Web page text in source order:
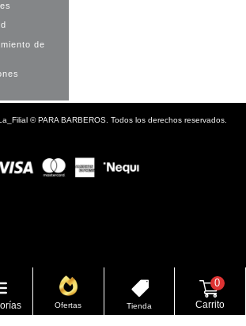
de
©PARA BARBEROS. Todos los derechos reservados.
Ofertas

Tienda
0
Carrito